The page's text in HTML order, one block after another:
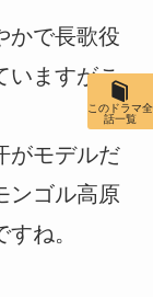
かで長歌役
いますがこ
がモデルだ
ンゴル高原
すね。
このドラマ全
話一覧